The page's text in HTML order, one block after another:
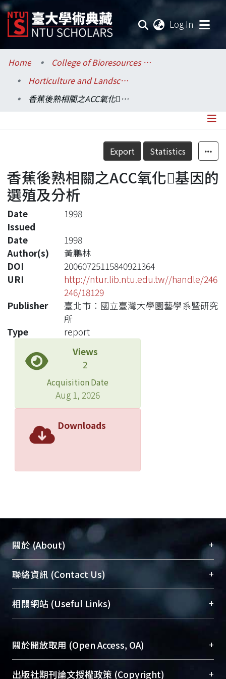
Log In
Communities & Collections
Research Outputs
Statistics
Home
College of Bioresources and Agriculture / 生物資源暨農學院
Horticulture and Landscape Architecture / 園藝暨景觀學系
香蕉後熟相關之ACC氧化基因的選殖及分析
Details
Export Statistics
香蕉後熟相關之ACC氧化基因的
選殖及分析
Date
Issued
1998
Date
1998
Author(s)
黃鵬林
DOI
20060725115840921364
URI
http://ntur.lib.ntu.edu.tw//handle/246
246/18129
Publisher
臺北市：國立臺灣大學園藝學系暨研究
所
Type
report
Views
2
Acquisition Date
Aug 1, 2026
Downloads
關於 (About) +
臺大位居世界頂尖大學之列，為永久珍藏及向國際
展現本校豐碩的研究成果及學術能量，圖書館整合
機構典藏（NTUR）與學術庫（AH）不同功能平
台，成為臺大學術典藏NTU scholars。期能整合研
究能量、促進交流合作、保存學術產出、推廣研究
成果。
To permanently archive and promote researcher
profiles and scholarly works, Library integrates the
聯絡資訊 (Contact Us) +
總館學科館員(Main Library)
醫學圖書館學科館員(Medical Library)
Sciences Library)
相關網站 (Useful Links) +
關於開放取用 (Open Access, OA) +
開放取用是從使用者角度提升資訊取用性的社會運
出版社期刊論文授權政策 (Copyright) +